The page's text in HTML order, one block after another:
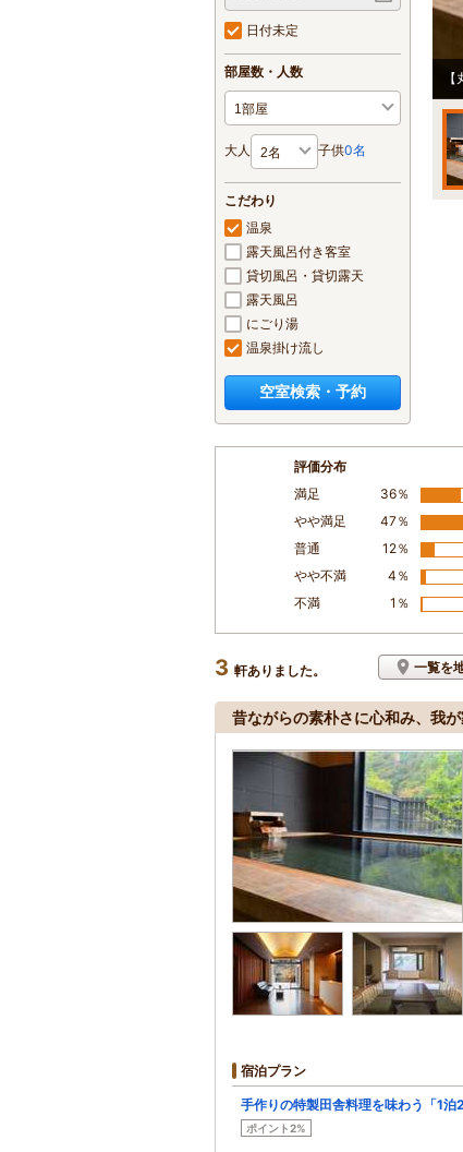
日付未定
部屋数・人数
大人 子供0名
こだわり
温泉
露天風呂付き客室
貸切風呂・貸切露天
露天風呂
にごり湯
温泉掛け流し
空室検索・予約
評価分布
満足
36％
やや満足
47％
普通
12％
やや不満
4％
不満
1％
3 軒ありました。 一覧を
昔ながらの素朴さに心和み、我
宿泊プラン
手作りの特製田舎料理を味わう「1
ポイント2%